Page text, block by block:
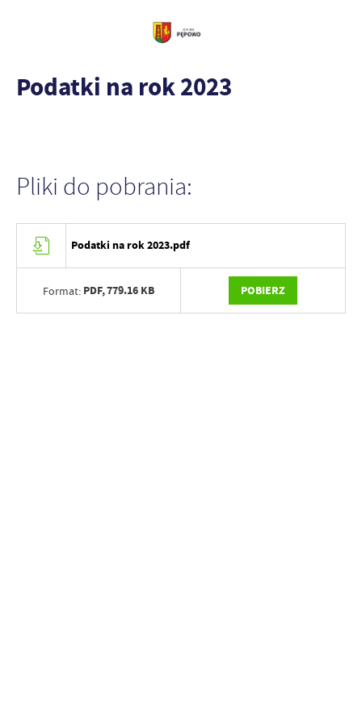
Podatki na rok 2023
Pliki do pobrania:
Podatki na rok 2023.pdf
Format: PDF,779.16 KB POBIERZ